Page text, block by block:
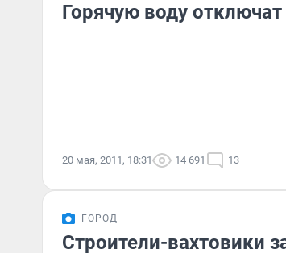
Горячую воду
20 мая, 2011, 18:31 14 691 13
ГОРОД
Строители-вахтовики